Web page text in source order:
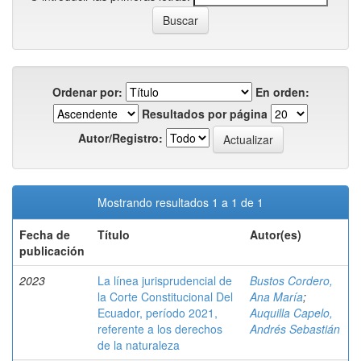
Ordenar por:
En orden:
Resultados por página
Autor/Registro:
Mostrando resultados 1 a 1 de 1
Fecha de
publicación
Título Autor(es)
2023
La línea jurisprudencial de
la Corte Constitucional Del
Ecuador, período 2021,
referente a los derechos
de la naturaleza
Bustos Cordero,
Ana María;
Auquilla Capelo,
Andrés Sebastián